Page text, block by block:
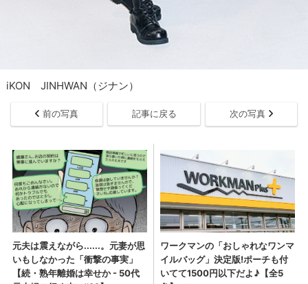
iKON JINHWAN（ジナン）
前の写真 記事に戻る 次の写真